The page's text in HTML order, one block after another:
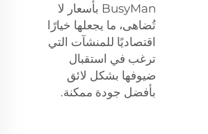
BusyMan بأسعار لا
تُضاهى، ما يجعلها خيارًا
اقتصاديًا للمنشآت التي
ترغب في استقبال
ضيوفها بشكل لائق
بأفضل جودة ممكنة.